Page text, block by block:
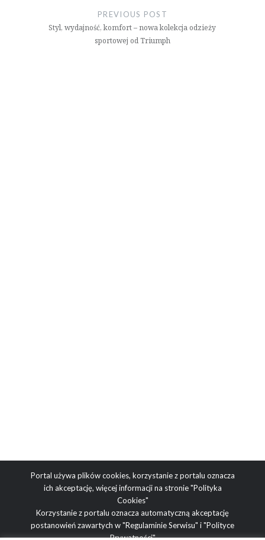
PREVIOUS POST
Styl, wydajność, komfort – nowa kolekcja odzieży
sportowej od Triumph
Portal używa plików cookies, korzystanie z portalu oznacza
ich akceptację, więcej informacji na stronie"Polityka
Cookies"
Korzystanie z portalu oznacza automatyczną akceptację
postanowień zawartych w"Regulaminie Serwisu" i"Polityce
Prywatności"